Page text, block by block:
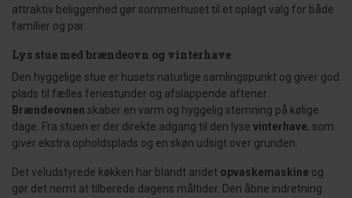
attraktiv beliggenhed gør sommerhuset til et oplagt valg for både
familier og par.
Lys stue med brændeovn og vinterhave
Den hyggelige stue er husets naturlige samlingspunkt og giver god
plads til fælles feriestunder og afslappende aftener.
Brændeovnen skaber en varm og hyggelig stemning på kølige
dage. Fra stuen er der direkte adgang til den lyse vinterhave, som
giver ekstra opholdsplads og en skøn udsigt over grunden.
Det veludstyrede køkken har blandt andet opvaskemaskine og
gør det nemt at tilberede dagens måltider. Den åbne indretning